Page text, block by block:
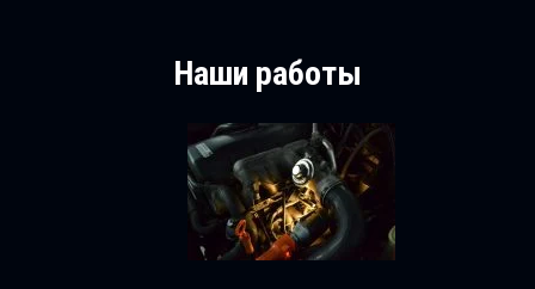
Наши работы